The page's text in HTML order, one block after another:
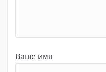
Ваше имя